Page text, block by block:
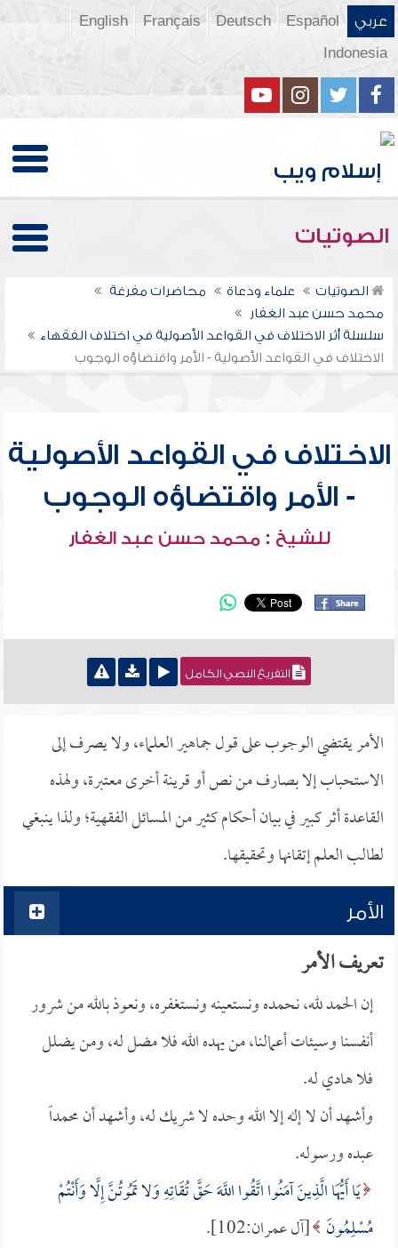
عربي Español
Deutsch
Français
English
Indonesia
الصوتيات
الصوتيات علماء ودعاة
محاضرات مفرغة
محمد حسن عبد الغفار
سلسلة أثر الاختلاف في القواعد الأصولية في اختلاف الفقهاء
الاختلاف في القواعد الأصولية - الأمر واقتضاؤه الوجوب
الاختلاف في القواعد الأصولية
- الأمر واقتضاؤه الوجوب
للشيخ : محمد حسن عبد الغفار
التفريغ النصي الكامل
الأمر يقتضي الوجوب على قول جماهير العلماء، ولا يصرف إلى
الاستحباب إلا بصارف من نص أو قرينة أخرى معتبرة، ولهذه
القاعدة أثر كبير في بيان أحكام كثير من المسائل الفقهية؛ ولذا ينبغي
لطالب العلم إتقانها وتحقيقها.
الأمر
تعريف الأمر
إن الحمد لله، نحمده ونستعينه ونستغفره، ونعوذ بالله من شرور
أنفسنا وسيئات أعمالنا، من يهده الله فلا مضل له، ومن يضلل
فلا هادي له.
وأشهد أن لا إله إلا الله وحده لا شريك له، وأشهد أن محمداً
عبده ورسوله.
يَا أَيُّهَا الَّذِينَ آمَنُوا اتَّقُوا اللَّهَ حَقَّ تُقَاتِهِ وَلا تَمُوتُنَّ إِلَّا وَأَنْتُمْ
مُسْلِمُونَ [آل عمران:102].